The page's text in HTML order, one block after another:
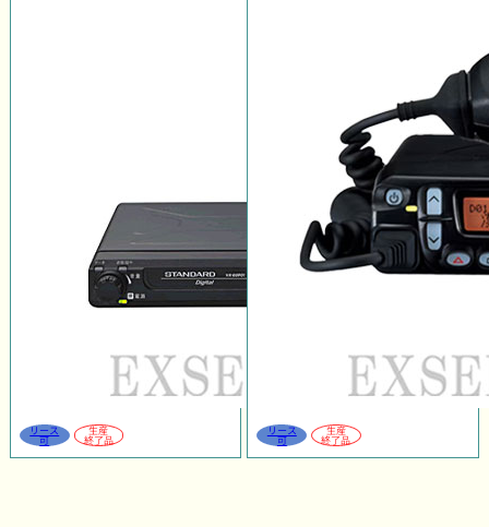
リース
可
生産
終了品
リース
可
生産
終了品